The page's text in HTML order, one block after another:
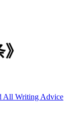
All Writing Advice